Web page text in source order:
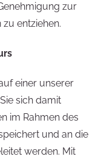
zur
entziehen.
einer unserer
sich damit
im Rahmen des
und an die
werden. Mit